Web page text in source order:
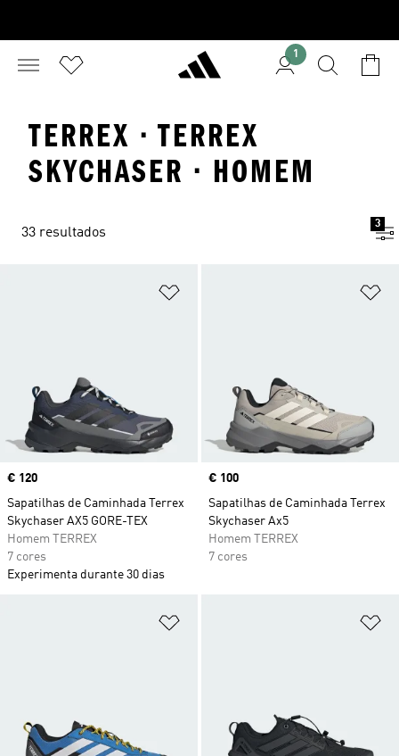
1
TERREX · TERREX
SKYCHASER · HOMEM
33 resultados
3
Price
€ 120
Sapatilhas de Caminhada Terrex
Skychaser AX5 GORE-TEX
Homem TERREX
7 cores
Experimenta durante 30 dias
Price
€ 100
Sapatilhas de Caminhada Terrex
Skychaser Ax5
Homem TERREX
7 cores